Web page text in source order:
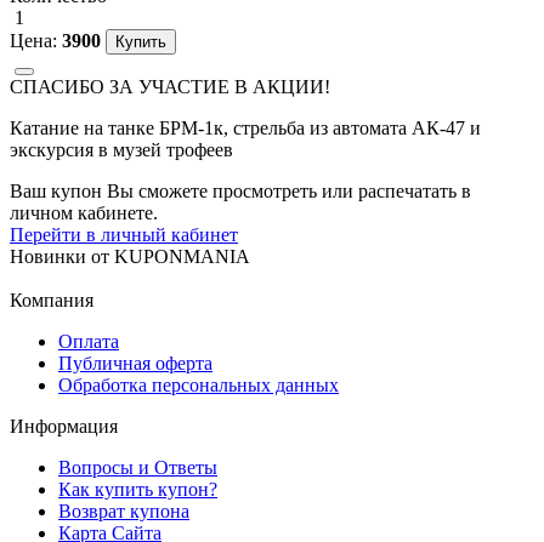
1
Цена: 3900
СПАСИБО ЗА УЧАСТИЕ В АКЦИИ!
Катание на танке БРМ-1к, стрельба из автомата АК-47 и
экскурсия в музей трофеев
Ваш купон Вы сможете просмотреть или распечатать в
личном кабинете.
Перейти в личный кабинет
Новинки от KUPONMANIA
Компания
Оплата
Публичная оферта
Обработка персональных данных
Информация
Вопросы и Ответы
Как купить купон?
Возврат купона
Карта Сайта